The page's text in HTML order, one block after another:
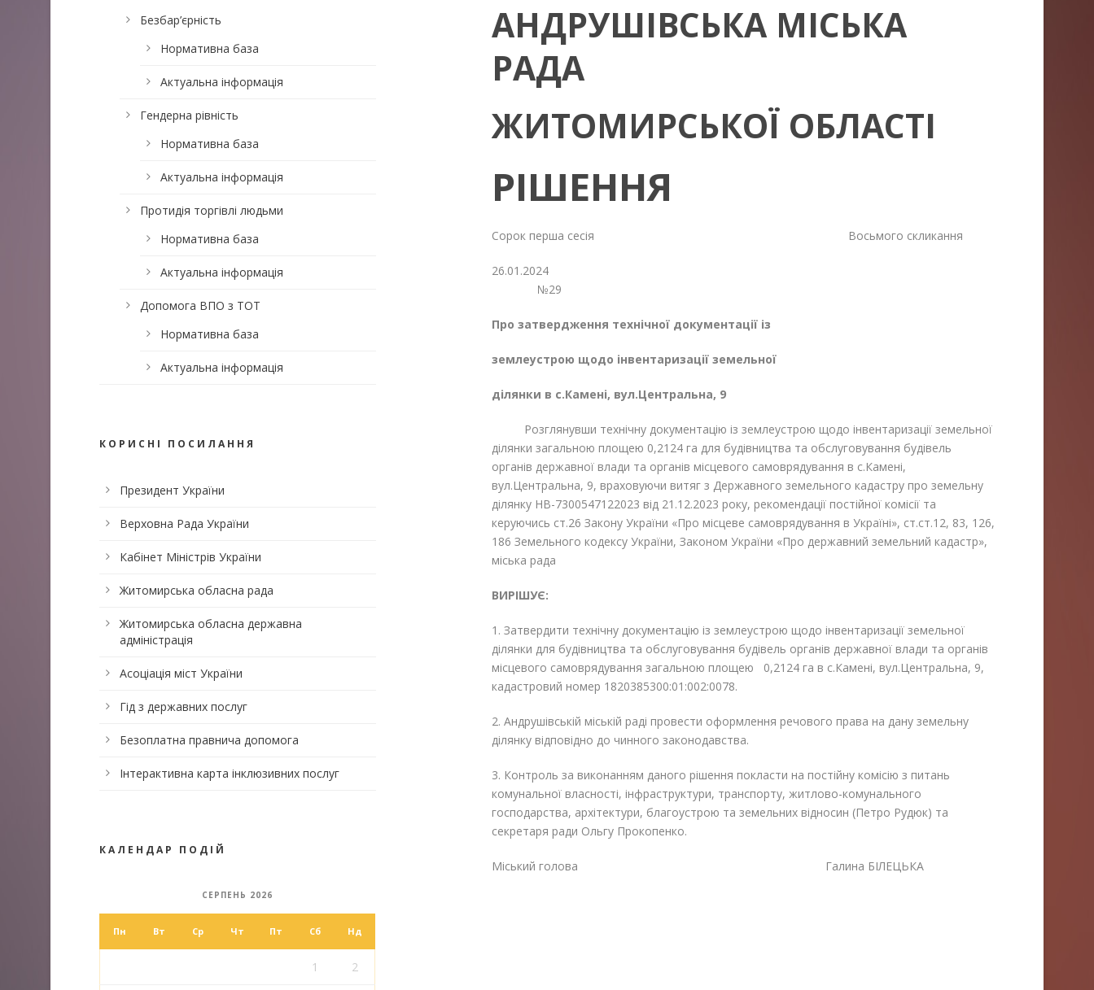
АНДРУШІВСЬКА МІСЬКА
РАДА
ЖИТОМИРСЬКОЇ ОБЛАСТІ
РІШЕННЯ
Сорок перша сесія Восьмого скликання
26.01.2024
№29
Про затвердження технічної документації із
землеустрою щодо інвентаризації земельної
ділянки в с.Камені, вул.Центральна, 9
Розглянувши технічну документацію із землеустрою щодо інвентаризації земельної
ділянки загальною площею 0,2124 га для будівництва та обслуговування будівель
органів державної влади та органів місцевого самоврядування в с.Камені,
вул.Центральна, 9, враховуючи витяг з Державного земельного кадастру про земельну
ділянку НВ-7300547122023 від 21.12.2023 року, рекомендації постійної комісії та
керуючись ст.26 Закону України «Про місцеве самоврядування в Україні», ст.ст.12, 83, 126,
186 Земельного кодексу України, Законом України «Про державний земельний кадастр»,
міська рада
ВИРІШУЄ:
1. Затвердити технічну документацію із землеустрою щодо інвентаризації земельної
ділянки для будівництва та обслуговування будівель органів державної влади та органів
місцевого самоврядування загальною площею 0,2124 га в с.Камені, вул.Центральна, 9,
кадастровий номер 1820385300:01:002:0078.
2. Андрушівській міській раді провести оформлення речового права на дану земельну
ділянку відповідно до чинного законодавства.
3. Контроль за виконанням даного рішення покласти на постійну комісію з питань
комунальної власності, інфраструктури, транспорту, житлово-комунального
господарства, архітектури, благоустрою та земельних відносин (Петро Рудюк) та
секретаря ради Ольгу Прокопенко.
Міський голова Галина БІЛЕЦЬКА
Безбар’єрність
Нормативна база
Актуальна інформація
Гендерна рівність
Нормативна база
Актуальна інформація
Протидія торгівлі людьми
Нормативна база
Актуальна інформація
Допомога ВПО з ТОТ
Нормативна база
Актуальна інформація
КОРИСНІ ПОСИЛАННЯ
Президент України
Верховна Рада України
Кабінет Міністрів України
Житомирська обласна рада
Житомирська обласна державна
адміністрація
Асоціація міст України
Гід з державних послуг
Безоплатна правнича допомога
Інтерактивна карта інклюзивних послуг
КАЛЕНДАР ПОДІЙ
СЕРПЕНЬ 2026
Пн Вт Ср Чт Пт Сб Нд
1 2